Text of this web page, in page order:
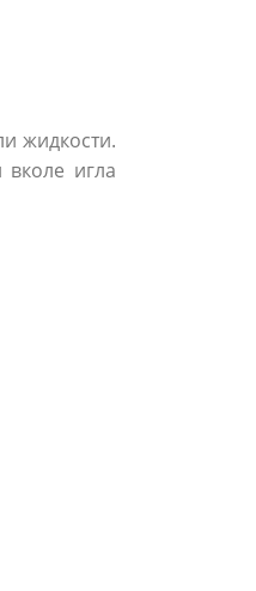
жидкости.
игла